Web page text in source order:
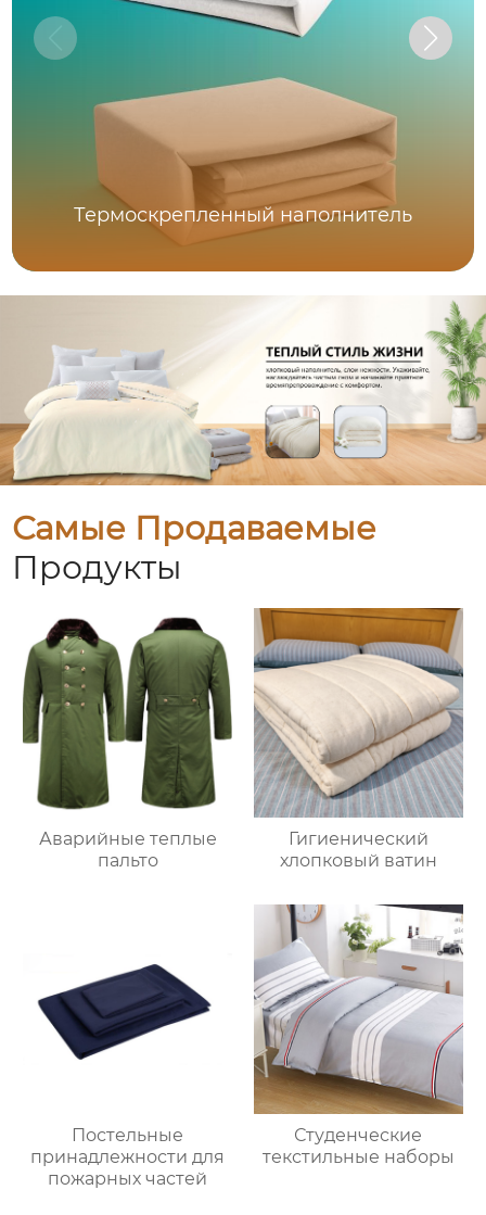
Термоскрепленный наполнитель
Самые Продаваемые
Продукты
Аварийные теплые
пальто
Гигиенический
хлопковый ватин
Постельные
принадлежности для
пожарных частей
Студенческие
текстильные наборы